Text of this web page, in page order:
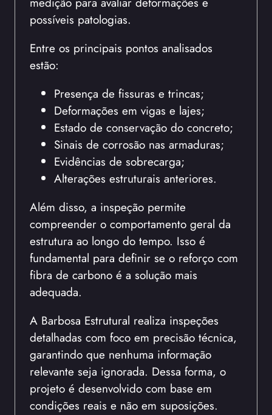
possíveis patologias.
Entre os principais pontos analisados
estão:
Presença de fissuras e trincas;
Deformações em vigas e lajes;
Estado de conservação do concreto;
Sinais de corrosão nas armaduras;
Evidências de sobrecarga;
Alterações estruturais anteriores.
Além disso, a inspeção permite
compreender o comportamento geral da
estrutura ao longo do tempo. Isso é
fundamental para definir se o reforço com
fibra de carbono é a solução mais
adequada.
A Barbosa Estrutural realiza inspeções
detalhadas com foco em precisão técnica,
garantindo que nenhuma informação
relevante seja ignorada. Dessa forma, o
projeto é desenvolvido com base em
condições reais e não em suposições.